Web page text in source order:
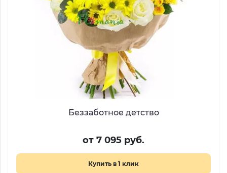
Беззаботное детство
от 7 095 руб.
Купить в 1 клик